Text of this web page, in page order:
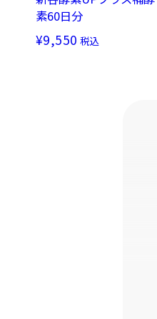
素60日分
¥9,550 税込